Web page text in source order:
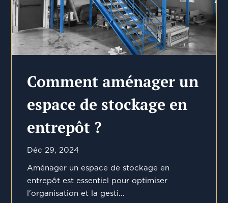
Comment aménager un
espace de stockage en
entrepôt ?
Déc 29, 2024
Aménager un espace de stockage en
entrepôt est essentiel pour optimiser
l'organisation et la gesti...